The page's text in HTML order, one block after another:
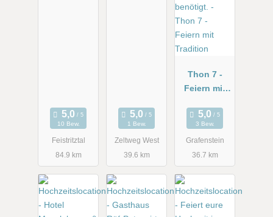
10 Bew.
Feistritztal
84.9 km
1 Bew.
Zeltweg West
39.6 km
Thon 7 -
Feiern mit
3 Bew.
Grafenstein
36.7 km